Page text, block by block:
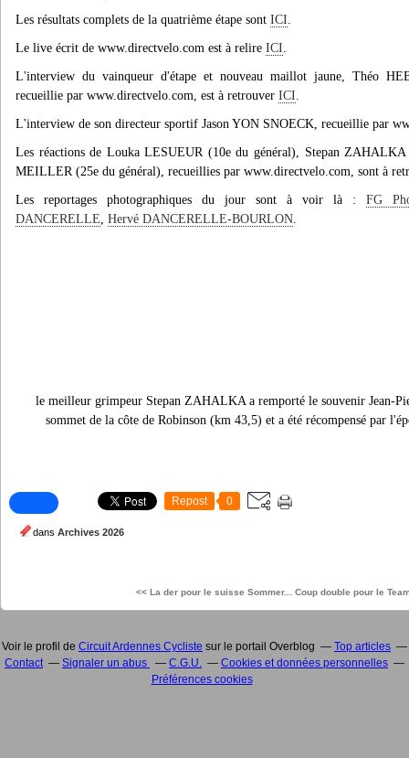
Les résultats complets de la quatrième étape sont ICI.
Le live écrit de www.directvelo.com est à relire ICI.
L'interview du vainqueur d'étape et nouveau maillot jaune, Théo
recueillie par www.directvelo.com, est à retrouver ICI.
L'interview de son directeur sportif Jason YON SNOECK, recueillie par
Les réactions de Louka LESUEUR (10e du général), Stepan
MEILLER (25e du général), recueillies par www.directvelo.com, sont à
Les reportages photographiques du jour sont à voir là : FG
DANCERELLE, Hervé DANCERELLE-BOURLON.
le meilleur grimpeur Stepan ZAHALKA a remporté le souvenir Jean-
sommet de la côte de Robinson (km 43,5) et a été récompensé par
Repost 0
dans Archives 2026
<< La der pour le suisse Sommer... Coup double pour le
Voir le profil de Circuit Ardennes Cycliste sur le portail Overblog
Top articles
Contact
Signaler un abus C.G.U.
Cookies et données personnelles
Préférences cookies